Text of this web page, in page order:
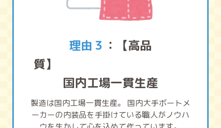
理由３ ：【高品
質】
国内工場一貫生産
製造は国内工場一貫生産。 国内大手ボートメ
ーカーの内装品を手掛けている職人がノウハ